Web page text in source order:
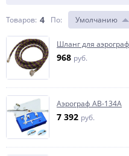
Товаров: 4 По: Умолчанию
Шланг для
968 руб.
Аэрограф AB-134A
7 392 руб.